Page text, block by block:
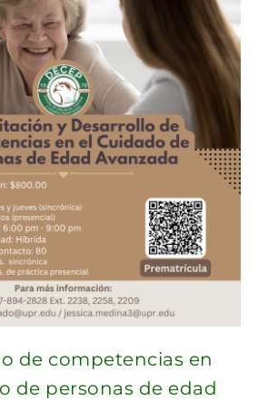
de competencias en
de personas de edad